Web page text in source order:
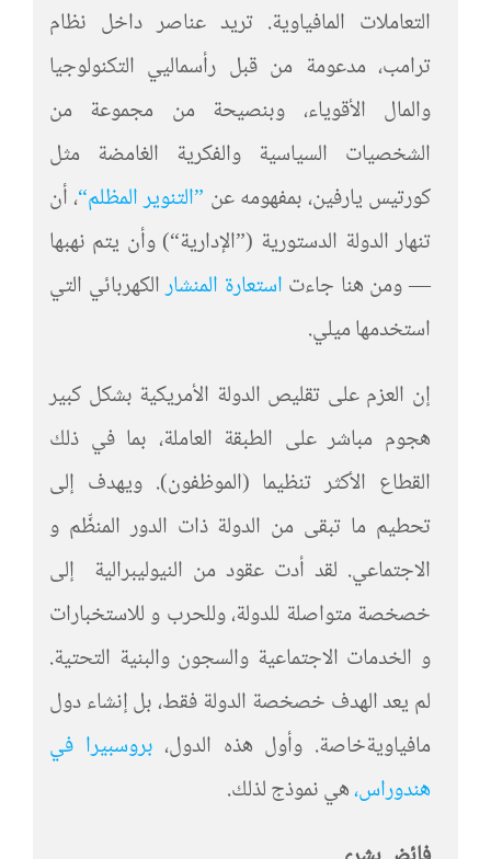
التعاملات المافياوية. تريد عناصر داخل نظام
ترامب، مدعومة من قبل رأسماليي التكنولوجيا
والمال الأقوياء، وبنصيحة من مجموعة من
الشخصيات السياسية والفكرية الغامضة مثل
كورتيس يارفين، بمفهومه عن ”التنوير المظلم“، أن
تنهار الدولة الدستورية (”الإدارية“) وأن يتم نهبها
— ومن هنا جاءت استعارة المنشارالكهربائي التي
استخدمها ميلي.
إن العزم على تقليص الدولة الأمريكية بشكل كبير
هجوم مباشر على الطبقة العاملة، بما في ذلك
القطاع الأكثر تنظيما (الموظفون). ويهدف إلى
تحطيم ما تبقى من الدولة ذات الدور المنظِّم و
الاجتماعي. لقد أدت عقود من النيوليبرالية إلى
خصخصة متواصلة للدولة، وللحرب و للاستخبارات
و الخدمات الاجتماعية والسجون والبنية التحتية.
لم يعد الهدف خصخصة الدولة فقط، بل إنشاء دول
مافياويةخاصة. وأول هذه الدول، بروسبيرا في
هندوراس،هي نموذج لذلك.